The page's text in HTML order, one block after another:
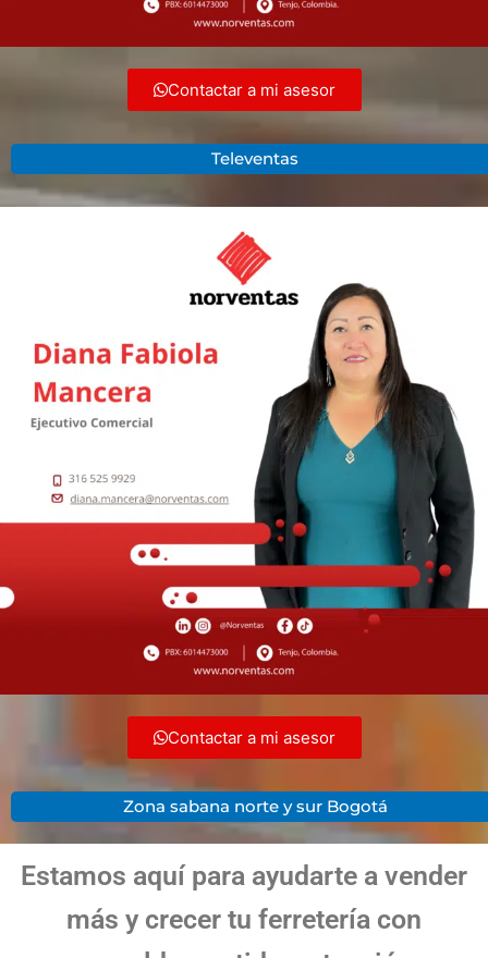
Contactar a mi asesor
Televentas
Contactar a mi asesor
Zona sabana norte y sur Bogotá
Estamos aquí para ayudarte a vender
más y crecer tu ferretería con